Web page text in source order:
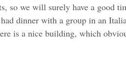
so we will surely have a good
dinner with a group in an
is a nice building, which